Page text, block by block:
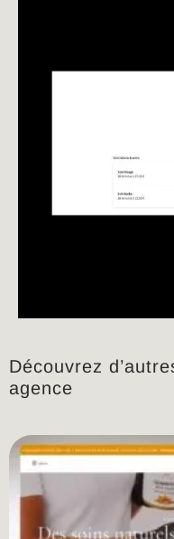
Découvrez
agence